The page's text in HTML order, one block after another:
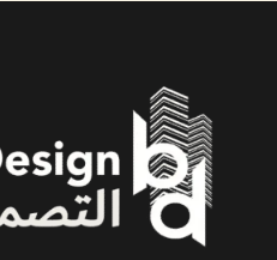
بضمان
الجودة
ومطابق
لكود
البناء